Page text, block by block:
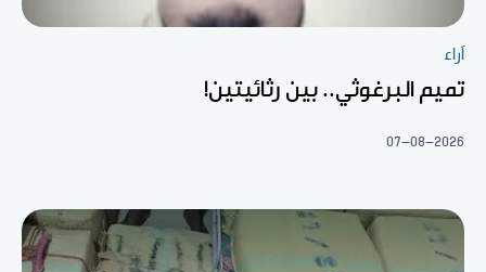
آراء
تميم البرغوثي.. بين رثائيتين!
07-08-2026